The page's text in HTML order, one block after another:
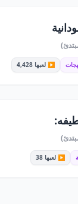
▶️ لعبها 4,428
▶️ لعبها 38